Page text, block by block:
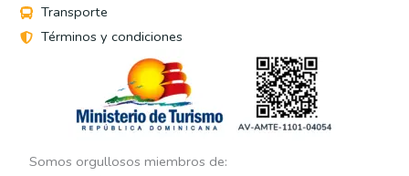
Transporte
Términos y condiciones
Somos orgullosos miembros de: